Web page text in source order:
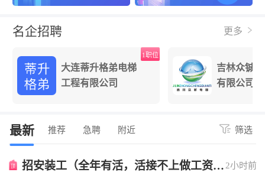
名企招聘 更多
大连蒂升格弟电梯
工程有限公司
1职位
吉林众铖
有限公司
最新 推荐 急聘 附近 筛选
招安装工（全年有活，活接不上做工资照 2小时前